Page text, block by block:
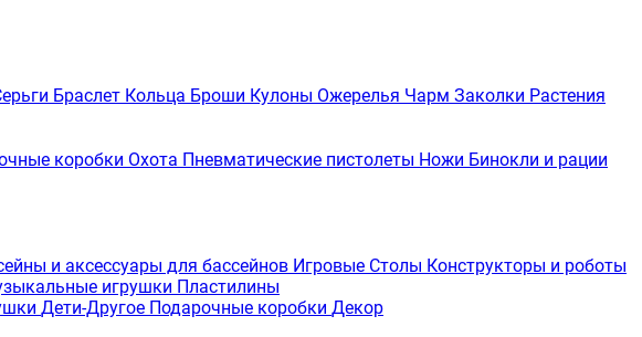
Браслет Кольца Броши Кулоны Ожерелья Чарм Заколки Растения
коробки Охота Пневматические пистолеты Ножи Бинокли и рации
и аксессуары для бассейнов Игровые Столы Конструкторы и роботы
игрушки Пластилины
Дети-Другое Подарочные коробки Декор